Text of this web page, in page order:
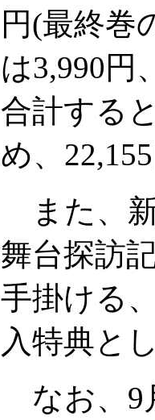
円(最終巻
は3,990円
合計する
め、
また、
舞台探訪
手掛ける
入特典と
なお、9